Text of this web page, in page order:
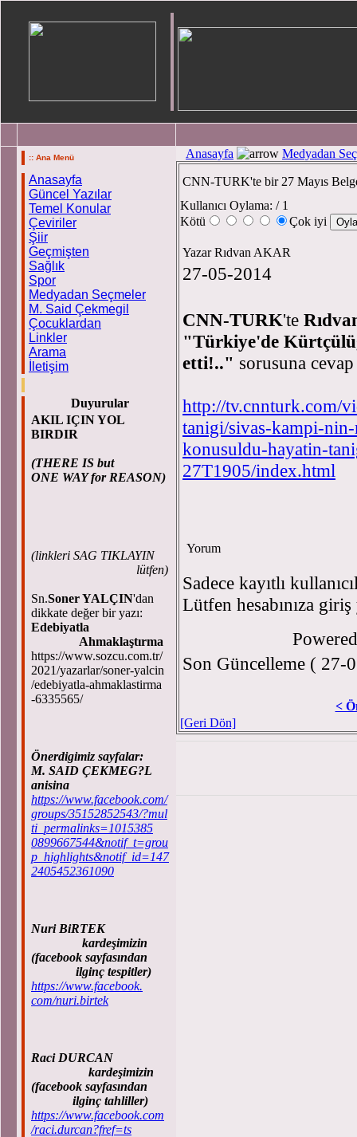
:: Ana Menü
Anasayfa
Güncel Yazılar
Temel Konular
Çeviriler
Şiir
Geçmişten
Sağlık
Spor
Medyadan Seçmeler
M. Said Çekmegil
Çocuklardan
Linkler
Arama
İletişim
Duyurular
AKIL IÇIN YOL
BIRDIR
(THERE IS but
ONE WAY for REASON)
(linkleri SAG TIKLAYIN
lütfen)
Sn.Soner YALÇIN'dan
dikkate değer bir yazı:
Edebiyatla
Ahmaklaştırma
https://www.sozcu.com.tr/
2021/yazarlar/soner-yalcin
/edebiyatla-ahmaklastirma
-6335565/
Önerdigimiz sayfalar:
M. SAID ÇEKMEG?L
anisina
https://www.facebook.com/
groups/35152852543/?mul
ti_permalinks=1015385
0899667544&notif_t=grou
p_highlights&notif_id=147
2405452361090
Nuri BiRTEK
kardeşimizin
(facebook sayfasından
ilginç tespitler)
https://www.facebook.
com/nuri.birtek
Raci DURCAN
kardeşimizin
(facebook sayfasından
ilginç tahliller)
https://www.facebook.com
/raci.durcan?fref=ts
Anasayfa Medyadan
CNN-TURK'te bir 27 Mayıs
Kullanıcı Oylama: / 1
Kötü
Çok iyi
Yazar Rıdvan AKAR
27-05-2014
CNN-TURK'te
"Türkiye'de
etti!.." sorusuna
http://tv.cnnturk.com/
tanigi/sivas-kampi-
konusuldu-hayatin-
27T1905/index.html
Yorum
Sadece kayıtlı
Lütfen hesabınıza
Son Güncelleme ( 27-
<
[Geri Dön]